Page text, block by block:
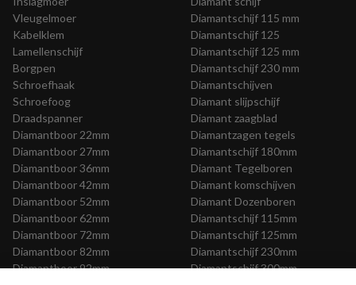
Vleugelmoer
Kabelklem
Lamellenschijf
Borgpen
Schroefhaak
Schroefoog
Draadspanner
Diamantschijf 115 mm
Diamantschijf 125
Diamantschijf 125 mm
Diamantschijf 230 mm
Diamantschijven
Diamant slijpschijf
Diamant zaagblad
Diamantboor 22mm
Diamantboor 27mm
Diamantboor 36mm
Diamantboor 42mm
Diamantboor 52mm
Diamantboor 62mm
Diamantboor 72mm
Diamantboor 82mm
Diamantboor 92mm
Diamantzagen tegels
Diamantschijf 180mm
Diamant Tegelboren
Diamant komschijven
Diamant Dozenboren
Diamantschijf 115mm
Diamantschijf 125mm
Diamantschijf 230mm
Diamantschijf 300mm